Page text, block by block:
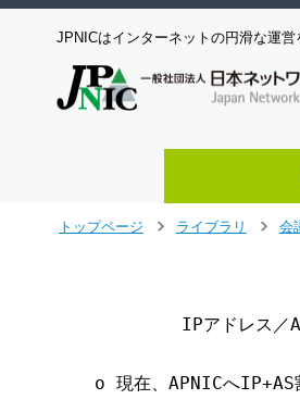
JPNICはインターネットの円滑な運
トップページ
ライブラリ
会
IPアドレス／
o 現在、APNICへIP+AS